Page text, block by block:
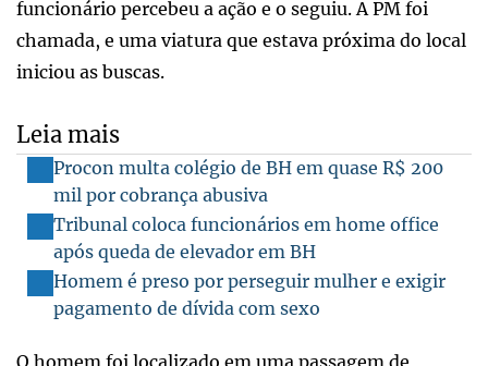
funcionário percebeu a ação e o seguiu. A PM foi
chamada, e uma viatura que estava próxima do local
iniciou as buscas.
Leia mais
Procon multa colégio de BH em quase R$ 200
mil por cobrança abusiva
Tribunal coloca funcionários em home office
após queda de elevador em BH
Homem é preso por perseguir mulher e exigir
pagamento de dívida com sexo
O homem foi localizado em uma passagem de